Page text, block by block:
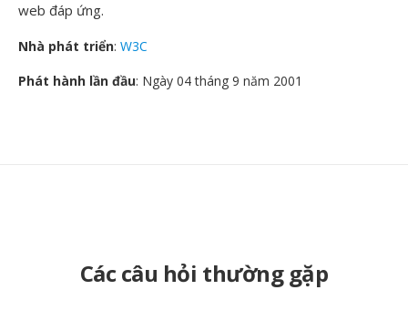
web đáp ứng.
Nhà phát triển: W3C
Phát hành lần đầu: Ngày 04 tháng 9 năm 2001
Các câu hỏi thường gặp